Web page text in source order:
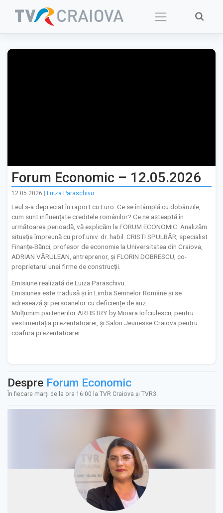
Forum Economic – 12.05.2026
12.05.2026 Luiza Paraschivu
Leul s-a depreciat în raport cu Euro. Ce se întâmplă cu dobânzile,
cum sunt influențate creditele românilor? Ce ne așteaptă în
următoarea perioadă, vă explicăm la FORUM ECONOMIC. Analizăm
situația împreună cu prof.univ. dr. habil. CRISTI SPULBĂR, specialist
Finanțe-Bănci, profesor de economie la Universitatea din Craiova,
ADRIAN VĂRULEAN, antreprenor, și FLORIN DOBRESCU, co-
proprietarul unei firme de construcții.
Emisiune realizată de Luiza Paraschivu.
Emisiunea este tradusă și în Limba Semnelor Române și se
adresează și persoanelor cu deficiențe de auz.
Mulțumim partenerilor ARTISTRY by Mioara Iofciulescu, pentru
vestimentația prezentatoarei, și Salon Jeunesse Craiova pentru
coafura prezentatoarei.
Despre Forum Economic
În fiecare marți de la ora 16:00 la TVR Craiova și TVR3.